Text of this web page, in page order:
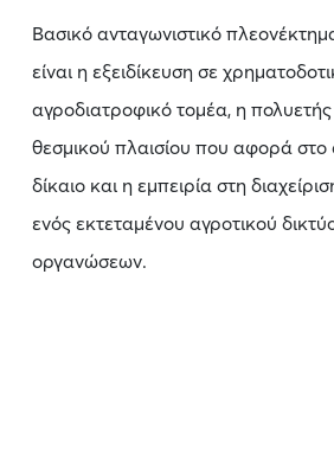
Βασικό ανταγωνιστικό
είναι η εξειδίκευση σε
αγροδιατροφικό τομέα, η
θεσμικού πλαισίου που αφορά στο
δίκαιο και η εμπειρία στη
ενός εκτεταμένου αγροτικού
οργανώσεων.